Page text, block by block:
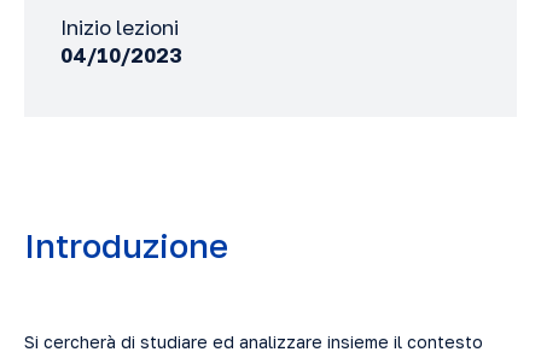
Inizio lezioni
04/10/2023
Introduzione
Si cercherà di studiare ed analizzare insieme il contesto